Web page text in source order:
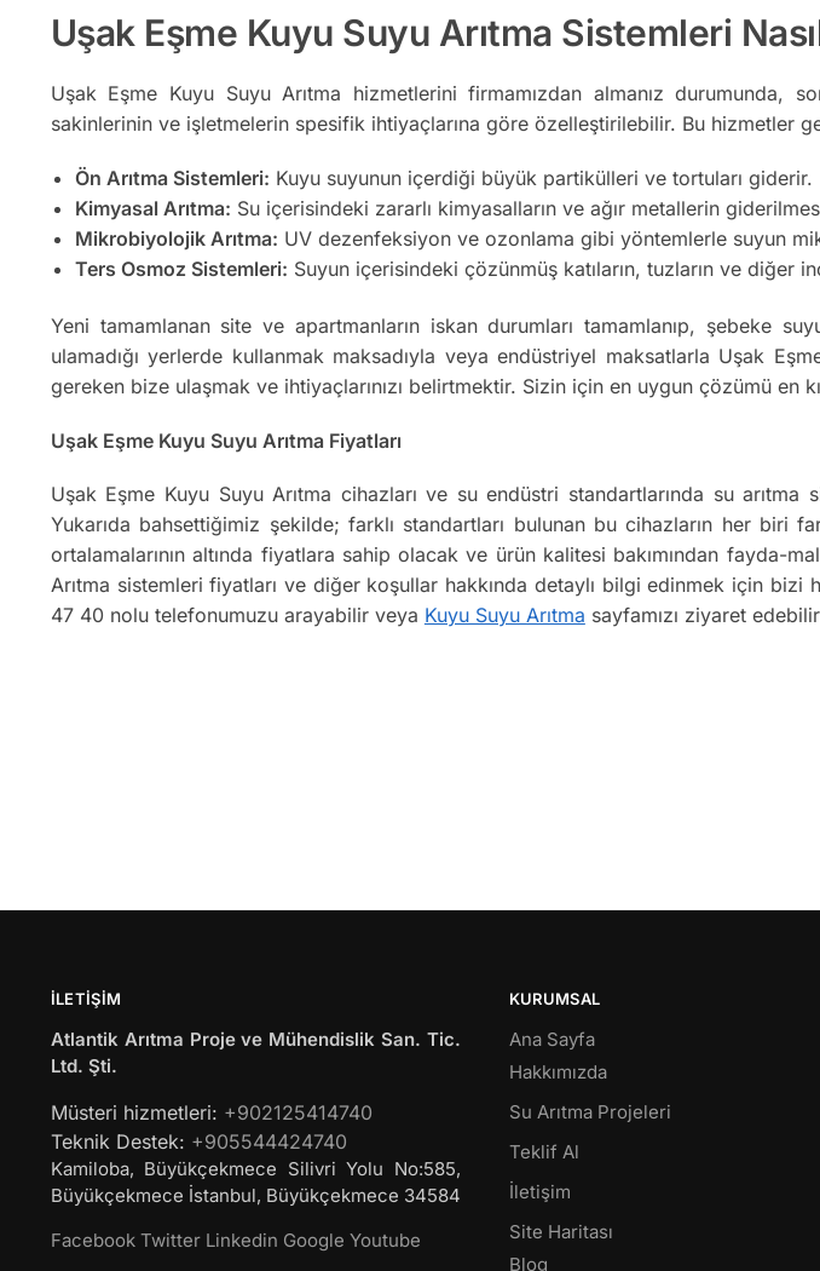
Uşak Eşme Kuyu Suyu Arıtma Sistemleri Nasıl
Uşak Eşme Kuyu Suyu Arıtma hizmetlerini firmamızdan almanız durumunda,
sakinlerinin ve işletmelerin spesifik ihtiyaçlarına göre özelleştirilebilir. Bu hizmetler
Ön Arıtma Sistemleri: Kuyu suyunun içerdiği büyük partikülleri ve tortuları giderir.
Kimyasal Arıtma: Su içerisindeki zararlı kimyasalların ve ağır metallerin
Mikrobiyolojik Arıtma: UV dezenfeksiyon ve ozonlama gibi yöntemlerle suyun
Ters Osmoz Sistemleri: Suyun içerisindeki çözünmüş katıların, tuzların ve diğer
Yeni tamamlanan site ve apartmanların iskan durumları tamamlanıp, şebeke
ulamadığı yerlerde kullanmak maksadıyla veya endüstriyel maksatlarla Uşak
gereken bize ulaşmak ve ihtiyaçlarınızı belirtmektir. Sizin için en uygun çözümü en
Uşak Eşme Kuyu Suyu Arıtma Fiyatları
Uşak Eşme Kuyu Suyu Arıtma cihazları ve su endüstri standartlarında su
Yukarıda bahsettiğimiz şekilde; farklı standartları bulunan bu cihazların her biri
ortalamalarının altında fiyatlara sahip olacak ve ürün kalitesi bakımından fayda-
Arıtma sistemleri fiyatları ve diğer koşullar hakkında detaylı bilgi edinmek için
47 40 nolu telefonumuzu arayabilir veya Kuyu Suyu Arıtma sayfamızı ziyaret
İLETIŞIM
Atlantik Arıtma Proje ve Mühendislik San. Tic.
Ltd. Şti.
Müsteri hizmetleri: +902125414740
Teknik Destek: +905544424740
Kamiloba, Büyükçekmece Silivri Yolu No:585,
Büyükçekmece İstanbul, Büyükçekmece 34584
Facebook Twitter Linkedin Google Youtube
KURUMSAL
Ana Sayfa
Hakkımızda
Su Arıtma Projeleri
Teklif Al
İletişim
Site Haritası
Blog